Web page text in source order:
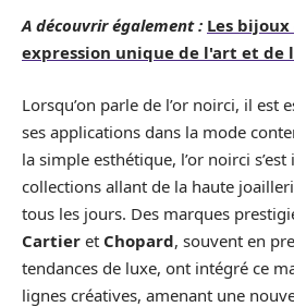
A découvrir également : Les
expression unique de l'art et de
Lorsqu’on parle de l’or noirci, il est
ses applications dans la mode
la simple esthétique, l’or noirci
collections allant de la haute
tous les jours. Des marques
Cartier et Chopard, souvent en
tendances de luxe, ont intégré ce
lignes créatives, amenant une